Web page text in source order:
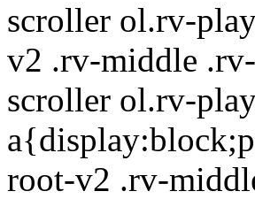
scroller ol.rv-
v2 .rv-middle
scroller ol.rv-
root-v2 .rv-